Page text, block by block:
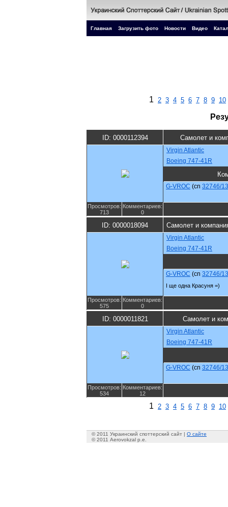
Главная Загрузить фото Новости Видео
1 2 3 4 5 6 7 8 9 10
ID: 0000112394 Самолет и
Virgin Atlantic
Boeing 747-41R
G-VROC (cn 32746/
Просмотров:
713
Комментариев:
0
ID: 0000018094 Самолет и
Virgin Atlantic
Boeing 747-41R
G-VROC (cn 32746/
І ще одна Красуня =)
Просмотров:
575
Комментариев:
0
ID: 0000011821 Самолет и
Virgin Atlantic
Boeing 747-41R
G-VROC (cn 32746/
Просмотров:
534
Комментариев:
12
1 2 3 4 5 6 7 8 9 10
© 2011 Украинский споттерский сайт | О сайте
© 2011 Aerovokzal p.e.